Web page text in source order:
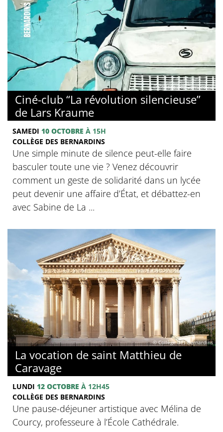
© Collège des Bernardins
Ciné-club “La révolution silencieuse”
de Lars Kraume
SAMEDI 10 OCTOBRE À 15H
COLLÈGE DES BERNARDINS
Une simple minute de silence peut-elle faire
basculer toute une vie ? Venez découvrir
comment un geste de solidarité dans un lycée
peut devenir une affaire d’État, et débattez-en
avec Sabine de La ...
© Collège des Bernardins
La vocation de saint Matthieu de
Caravage
LUNDI 12 OCTOBRE À 12H45
COLLÈGE DES BERNARDINS
Une pause-déjeuner artistique avec Mélina de
Courcy, professeure à l’École Cathédrale.